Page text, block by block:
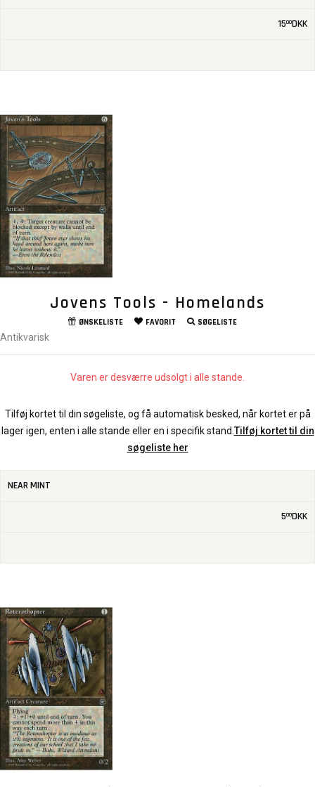
1500DKK
Jovens Tools - Homelands
ØNSKELISTE FAVORIT SØGELISTE
Antikvarisk
Varen er desværre udsolgt i alle stande.
Tilføj kortet til din søgeliste, og få automatisk besked, når kortet er på
lager igen, enten i alle stande eller en i specifik stand. Tilføj kortet til din
søgeliste her
NEAR MINT
500DKK